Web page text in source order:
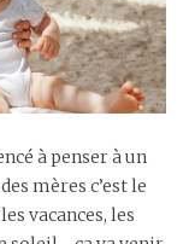
à penser à un
mères c’est le
vacances, les